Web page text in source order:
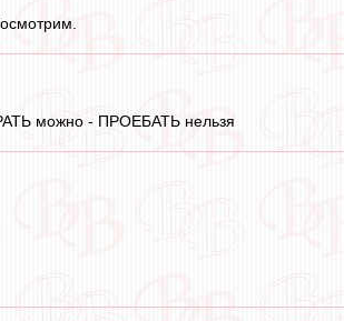
можно - ПРОЕБАТЬ нельзя